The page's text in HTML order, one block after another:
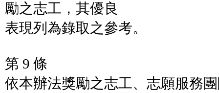
勵之志工，其優良
表現列為錄取之參考。
第 9 條
依本辦法獎勵之志工、志願服務